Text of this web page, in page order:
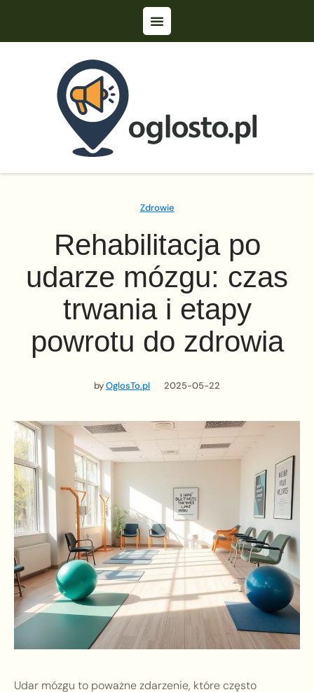
Zdrowie
Rehabilitacja po
udarze mózgu: czas
trwania i etapy
powrotu do zdrowia
byOglosTo.pl 2025-05-22
Udar mózgu to poważne zdarzenie, które często